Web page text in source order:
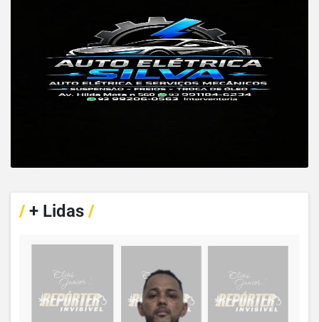
/+ Lidas /